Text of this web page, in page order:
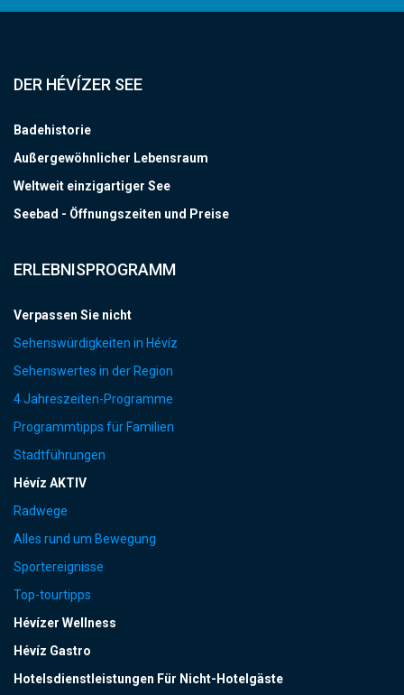
DER HÉVÍZER SEE
Badehistorie
Außergewöhnlicher Lebensraum
Weltweit einzigartiger See
Seebad - Öffnungszeiten und Preise
ERLEBNISPROGRAMM
Verpassen Sie nicht
Sehenswürdigkeiten in Hévíz
Sehenswertes in der Region
4 Jahreszeiten-Programme
Programmtipps für Familien
Stadtführungen
Hévíz AKTIV
Radwege
Alles rund um Bewegung
Sportereignisse
Top-tourtipps
Hévízer Wellness
Hévíz Gastro
Hotelsdienstleistungen Für Nicht-Hotelgäste